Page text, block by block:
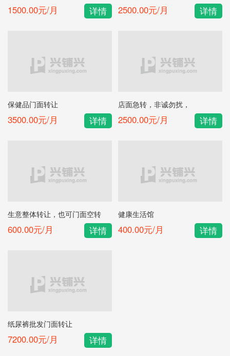
1500.00元/月 详情 2500.00元/月 详情
保健品门面转让
3500.00元/月 详情
店面急转，非诚勿扰，
2500.00元/月 详情
生意整体转让，也可门面空转
600.00元/月 详情
健康生活馆
400.00元/月 详情
纸尿裤批发门面转让
7200.00元/月 详情